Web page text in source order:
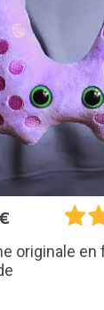
originale en